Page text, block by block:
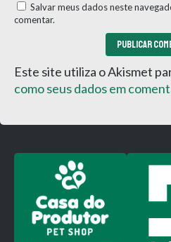
Salvar meus dados neste
comentar.
Este site utiliza o Akismet
como seus dados em